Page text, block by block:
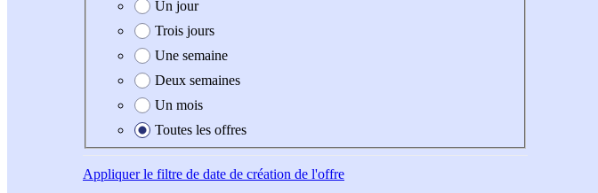
Date de création de l'offre
Un jour
Trois jours
Une semaine
Deux semaines
Un mois
Toutes les offres
Appliquerle filtre de date de création de l'offre